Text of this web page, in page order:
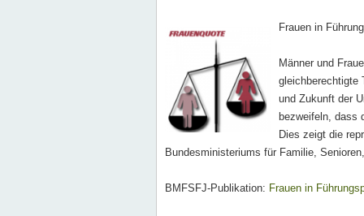
Frauen in
Männer und
gleichberechtigte
und Zukunft der
bezweifeln, dass
Dies zeigt die
Bundesministeriums für Familie,
BMFSFJ-Publikation: Frauen in